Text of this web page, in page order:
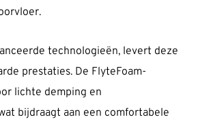
technologieën, levert deze
prestaties. De FlyteFoam-
lichte demping en
bijdraagt aan een comfortabele